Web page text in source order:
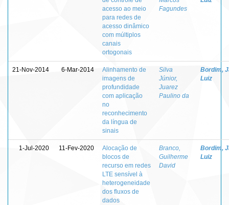
acesso ao meio
para redes de
acesso dinâmico
com múltiplos
canais
ortogonais
Fagundes
21-Nov-2014 6-Mar-2014
Alinhamento de
imagens de
profundidade
com aplicação
no
reconhecimento
da língua de
sinais
Silva
Júnior,
Juarez
Paulino da
Bordim,
Luiz
1-Jul-2020 11-Fev-2020
Alocação de
blocos de
recurso em redes
LTE sensível à
heterogeneidade
dos fluxos de
dados
Branco,
Guilherme
David
Bordim,
Luiz